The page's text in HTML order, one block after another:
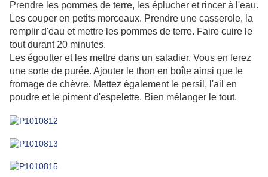
Prendre les pommes de terre, les éplucher et rincer à l'eau.
Les couper en petits morceaux. Prendre une casserole, la
remplir d'eau et mettre les pommes de terre. Faire cuire le
tout durant 20 minutes.
Les égoutter et les mettre dans un saladier. Vous en ferez
une sorte de purée. Ajouter le thon en boîte ainsi que le
fromage de chèvre. Mettez également le persil, l'ail en
poudre et le piment d'espelette. Bien mélanger le tout.